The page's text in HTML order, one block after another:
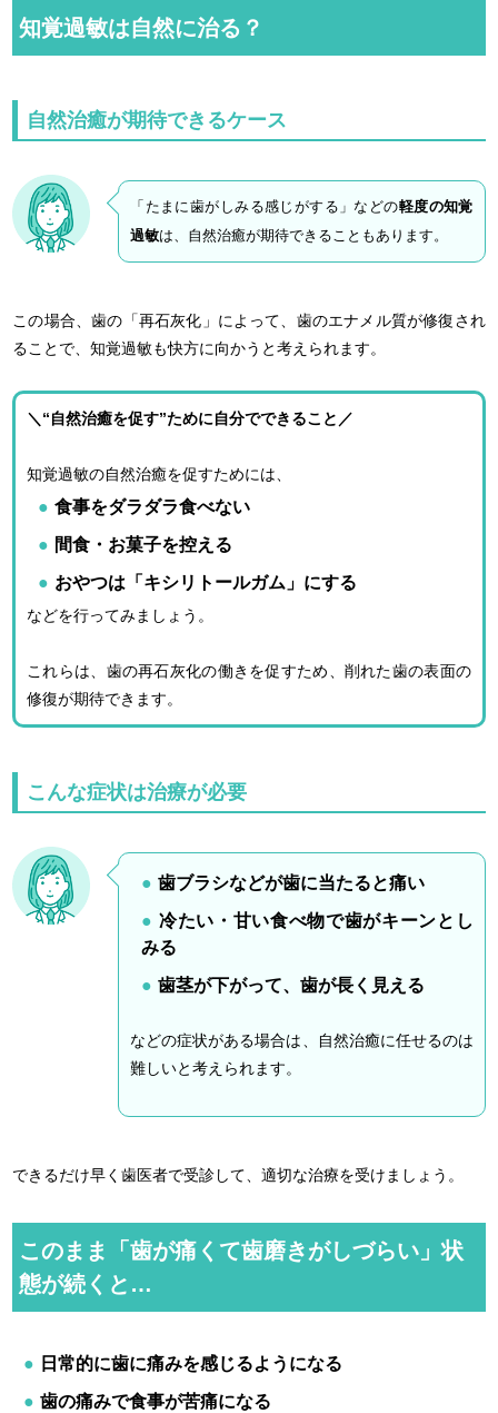
知覚過敏は自然に治る？
自然治癒が期待できるケース
「たまに歯がしみる感じがする」などの軽度の知覚
過敏は、自然治癒が期待できることもあります。
この場合、歯の「再石灰化」によって、歯のエナメル質が修復され
ることで、知覚過敏も快方に向かうと考えられます。
＼“自然治癒を促す”ために自分でできること／
知覚過敏の自然治癒を促すためには、
食事をダラダラ食べない
間食・お菓子を控える
おやつは「キシリトールガム」にする
などを行ってみましょう。
これらは、歯の再石灰化の働きを促すため、削れた歯の表面の
修復が期待できます。
こんな症状は治療が必要
歯ブラシなどが歯に当たると痛い
冷たい・甘い食べ物で歯がキーンとし
みる
歯茎が下がって、歯が長く見える
などの症状がある場合は、自然治癒に任せるのは
難しいと考えられます。
できるだけ早く歯医者で受診して、適切な治療を受けましょう。
このまま「歯が痛くて歯磨きがしづらい」状
態が続くと…
日常的に歯に痛みを感じるようになる
歯の痛みで食事が苦痛になる